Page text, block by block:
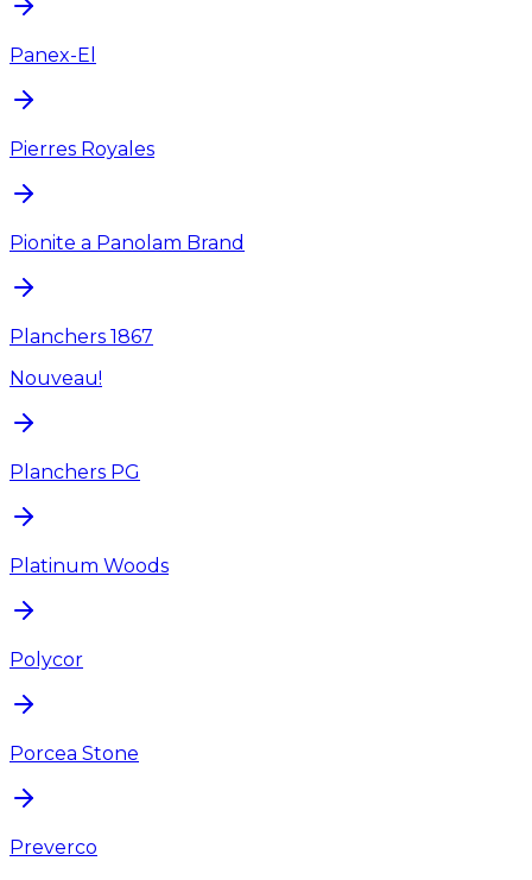
Panex-El
Pierres Royales
Pionite a Panolam Brand
Planchers 1867
Nouveau!
Planchers PG
Platinum Woods
Polycor
Porcea Stone
Preverco